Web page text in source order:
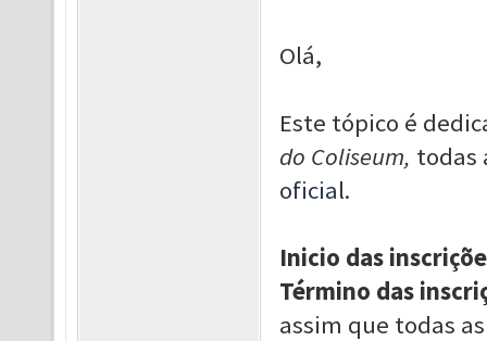
Olá,
Este tópico é
do Coliseum, todas
oficial.
Inicio das
Término das
assim que todas